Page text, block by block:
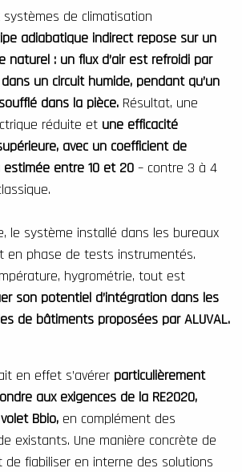
de climatisation
adiabatique indirect repose sur un
naturel : un flux d’air est refroidi par
un circuit humide, pendant qu’un
dans la pièce. Résultat, une
réduite et une efficacité
avec un coefficient de
estimée entre 10 et 20 – contre 3 à 4
le système installé dans les bureaux
en phase de tests instrumentés.
hygrométrie, tout est
son potentiel d’intégration dans les
de bâtiments proposées par ALUVAL.
en effet s’avérer particulièrement
aux exigences de la RE2020,
Bbio, en complément des
existants. Une manière concrète de
de fiabiliser en interne des solutions